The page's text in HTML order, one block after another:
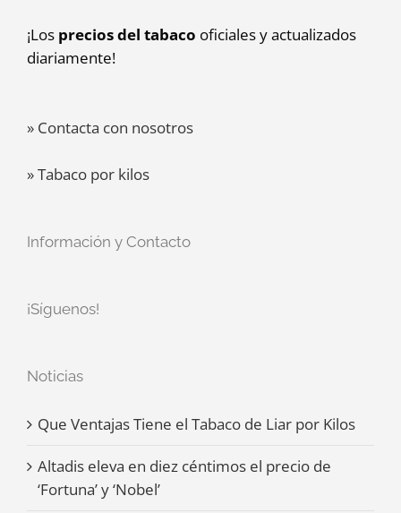
¡Los precios del tabaco oficiales y actualizados
diariamente!
» Contacta con nosotros
» Tabaco por kilos
Información y Contacto
¡Síguenos!
Noticias
Que Ventajas Tiene el Tabaco de Liar por Kilos
Altadis eleva en diez céntimos el precio de
‘Fortuna’ y ‘Nobel’